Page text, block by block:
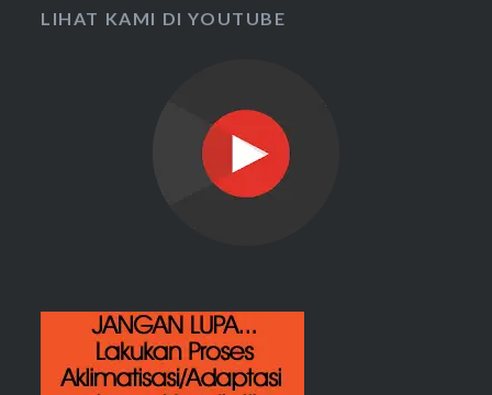
LIHAT KAMI DI YOUTUBE